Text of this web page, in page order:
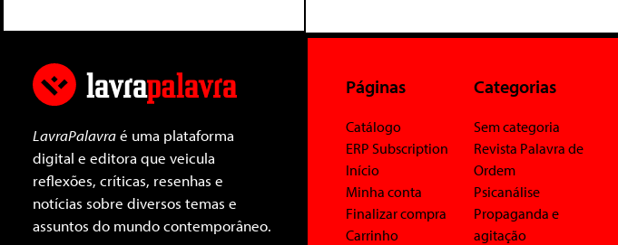
LavraPalavraé uma plataforma
digital e editora que veicula
reflexões, críticas, resenhas e
notícias sobre diversos temas e
assuntos do mundo contemporâneo.
Páginas
Catálogo
ERP Subscription
Início
Minha conta
Finalizar compra
Carrinho
Categorias
Sem categoria
Revista Palavra de
Ordem
Psicanálise
Propaganda e
agitação